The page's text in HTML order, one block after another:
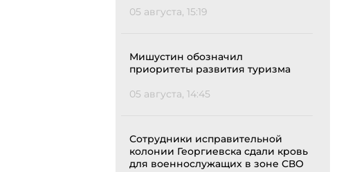
05 августа, 15:19
Мишустин обозначил
приоритеты развития туризма
05 августа, 14:45
Сотрудники исправительной
колонии Георгиевска сдали кровь
для военнослужащих в зоне СВО